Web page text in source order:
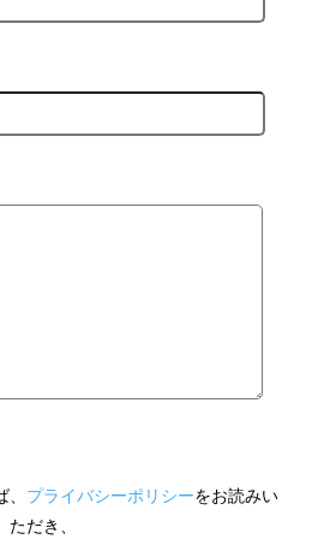
プライバシーポリシーをお読みい
ただき、